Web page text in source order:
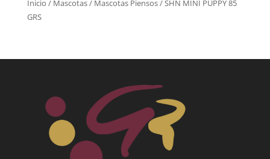
Inicio / Mascotas/ Mascotas Piensos/ SHN MINI PUPPY 85
GRS